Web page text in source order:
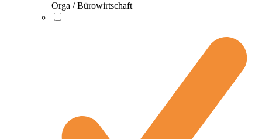
Orga / Bürowirtschaft